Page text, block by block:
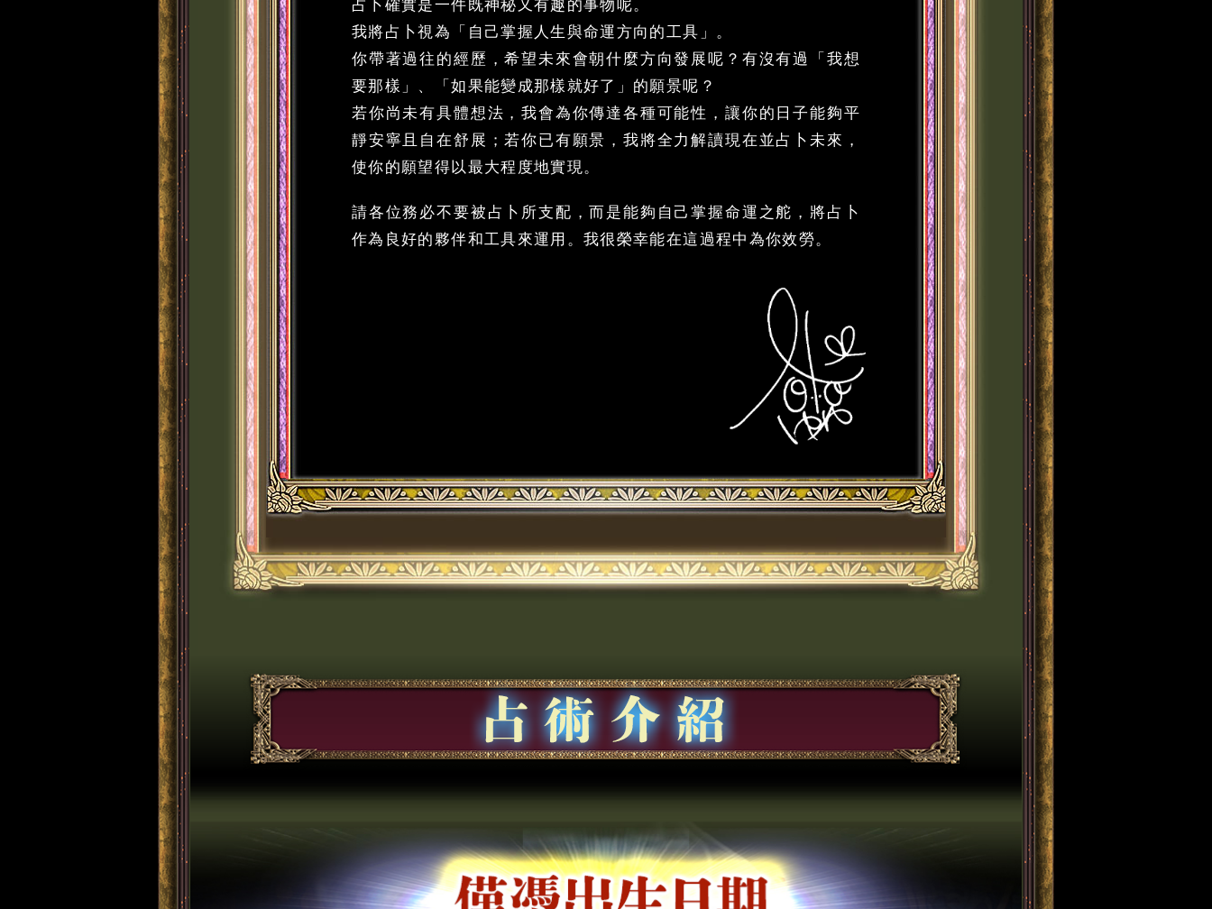
占卜確實是一件既神秘又有趣的事物呢。
我將占卜視為「自己掌握人生與命運方向的工具」。
你帶著過往的經歷，希望未來會朝什麼方向發展呢？有沒有過「我想
要那樣」、「如果能變成那樣就好了」的願景呢？
若你尚未有具體想法，我會為你傳達各種可能性，讓你的日子能夠平
靜安寧且自在舒展；若你已有願景，我將全力解讀現在並占卜未來，
使你的願望得以最大程度地實現。
請各位務必不要被占卜所支配，而是能夠自己掌握命運之舵，將占卜
作為良好的夥伴和工具來運用。我很榮幸能在這過程中為你效勞。